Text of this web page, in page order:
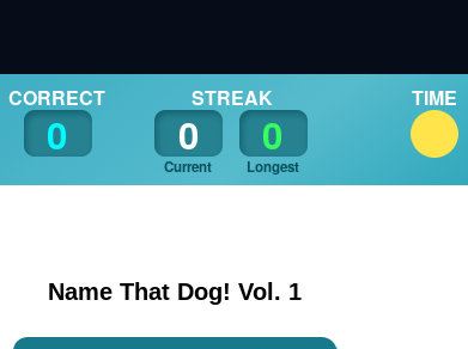
1
CORRECT
0
STREAK
0
Current
0
Longest
TIME
Name That Dog! Vol. 1